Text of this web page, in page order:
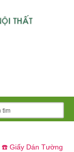
☎️ Giấy Dán Tường